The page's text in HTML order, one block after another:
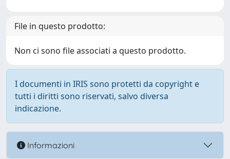
File in questo prodotto:
Non ci sono file associati a questo prodotto.
I documenti in IRIS sono protetti da copyright e
tutti i diritti sono riservati, salvo diversa
indicazione.
Informazioni